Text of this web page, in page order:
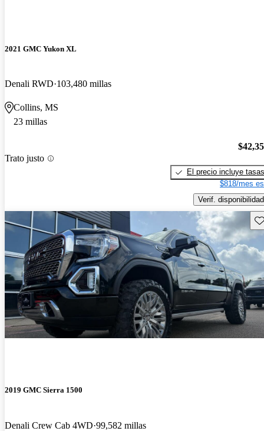
2021 GMC Yukon XL
Denali RWD 103,480 millas
Collins, MS
23 millas
Trato justo
El precio incluye tasas
$818/mes
Verif. disponibilidad
2019 GMC Sierra 1500
Denali Crew Cab 4WD 99,582 millas